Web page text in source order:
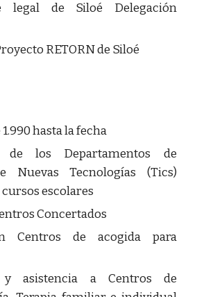
legal de Siloé Delegación
RETORN de Siloé
hasta la fecha
de los Departamentos de
Nuevas Tecnologías (Tics)
escolares
Concertados
Centros de acogida para
y asistencia a Centros de